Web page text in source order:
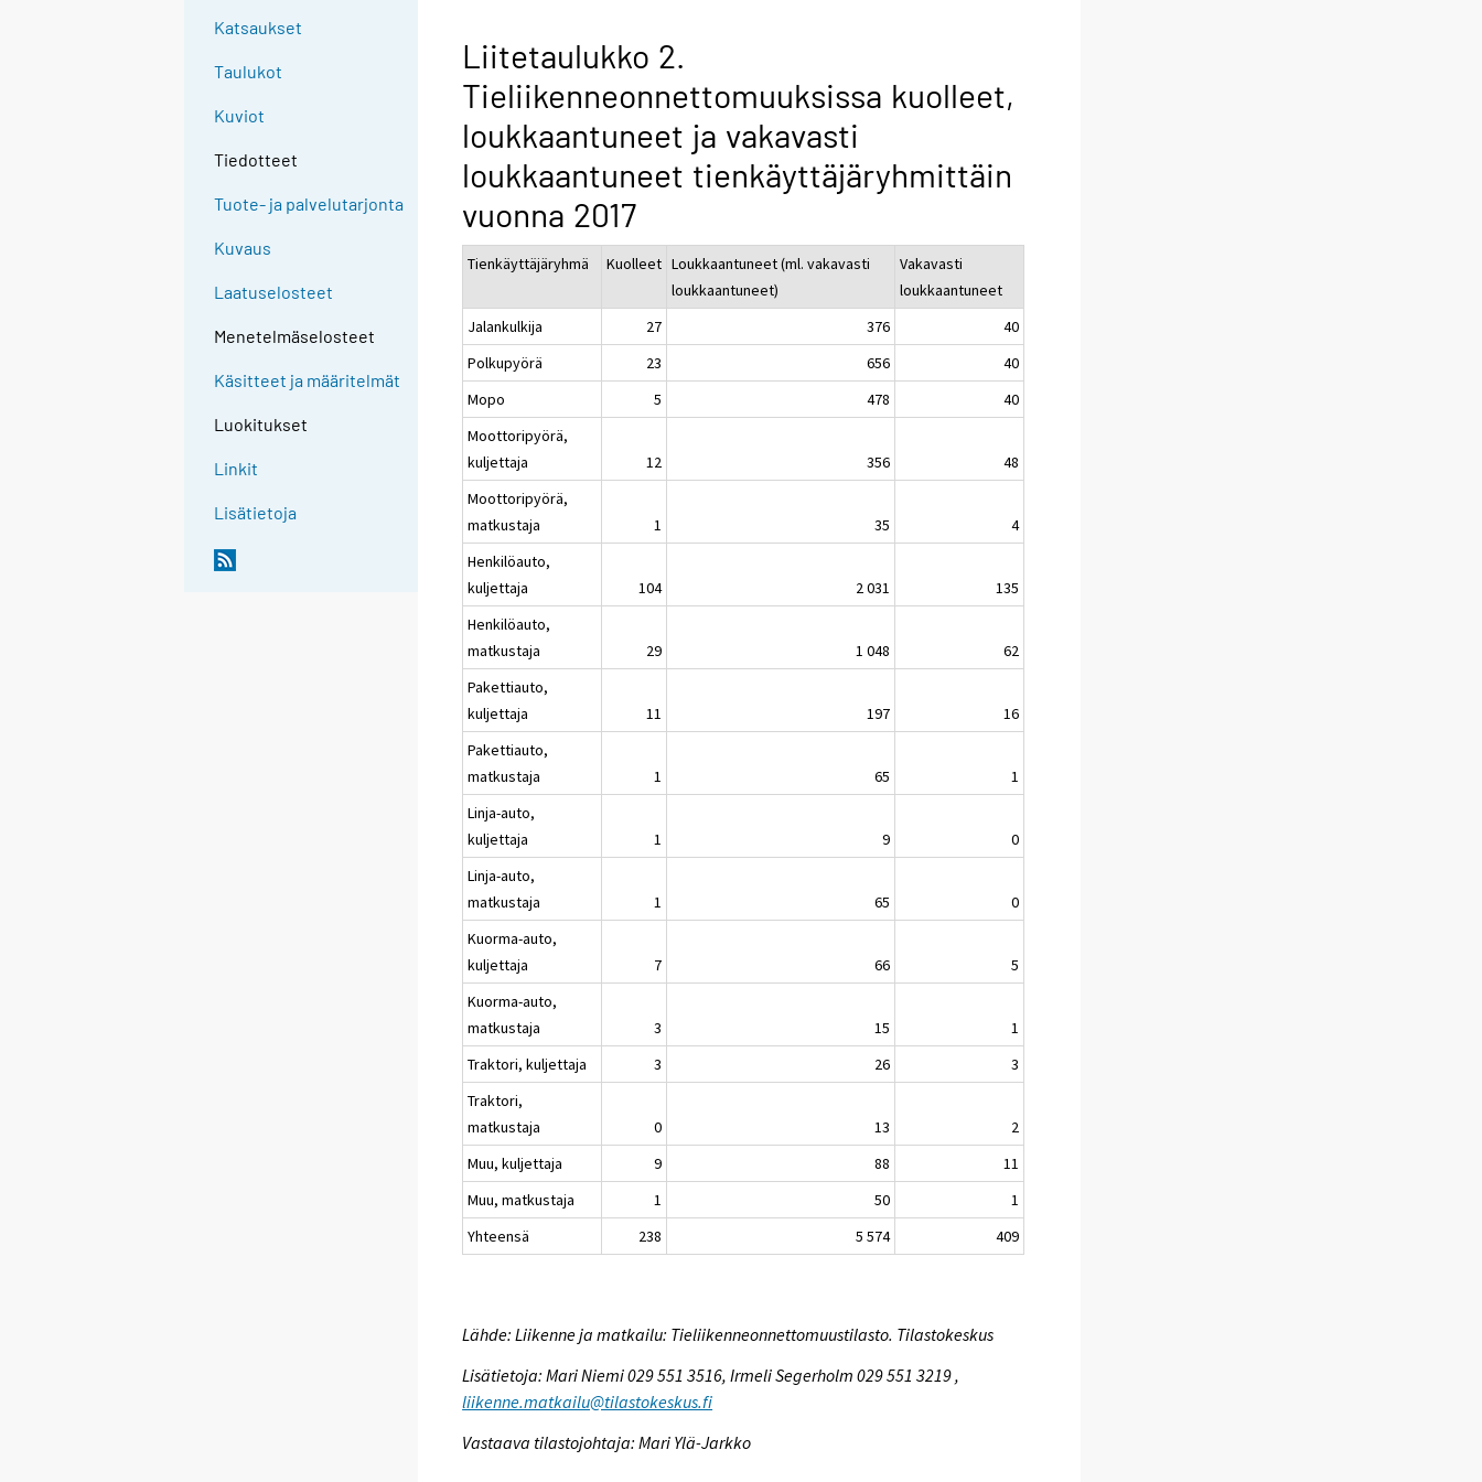
Katsaukset
Taulukot
Kuviot
Tiedotteet
Tuote- ja palvelutarjonta
Kuvaus
Laatuselosteet
Menetelmäselosteet
Käsitteet ja määritelmät
Luokitukset
Linkit
Lisätietoja
Liitetaulukko 2.
Tieliikenneonnettomuuksissa kuolleet,
loukkaantuneet ja vakavasti
loukkaantuneet tienkäyttäjäryhmittäin
vuonna 2017
Tienkäyttäjäryhmä Kuolleet Loukkaantuneet (ml. vakavasti
loukkaantuneet)
Vakavasti
loukkaantuneet
Jalankulkija
27 376
40
Polkupyörä
23 656
40
Mopo
5 478
40
Moottoripyörä,
kuljettaja
12 356
48
Moottoripyörä,
matkustaja
1 35
4
Henkilöauto,
kuljettaja
104 2 031
135
Henkilöauto,
matkustaja
29 1 048
62
Pakettiauto,
kuljettaja
11 197
16
Pakettiauto,
matkustaja
1 65
1
Linja-auto,
kuljettaja
1 9
0
Linja-auto,
matkustaja
1 65
0
Kuorma-auto,
kuljettaja
7 66
5
Kuorma-auto,
matkustaja
3 15
1
Traktori, kuljettaja
3 26
3
Traktori,
matkustaja
0 13
2
Muu, kuljettaja
9 88
11
Muu, matkustaja
1 50
1
Yhteensä
238 5 574 409
Lähde: Liikenne ja matkailu: Tieliikenneonnettomuustilasto. Tilastokeskus
Lisätietoja: Mari Niemi 029 551 3516, Irmeli Segerholm 029 551 3219 ,
liikenne.matkailu@tilastokeskus.fi
Vastaava tilastojohtaja: Mari Ylä-Jarkko